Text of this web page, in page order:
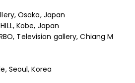
Osaka, Japan
HILL, Kobe, Japan
Television gallery, Chiang M
Seoul, Korea